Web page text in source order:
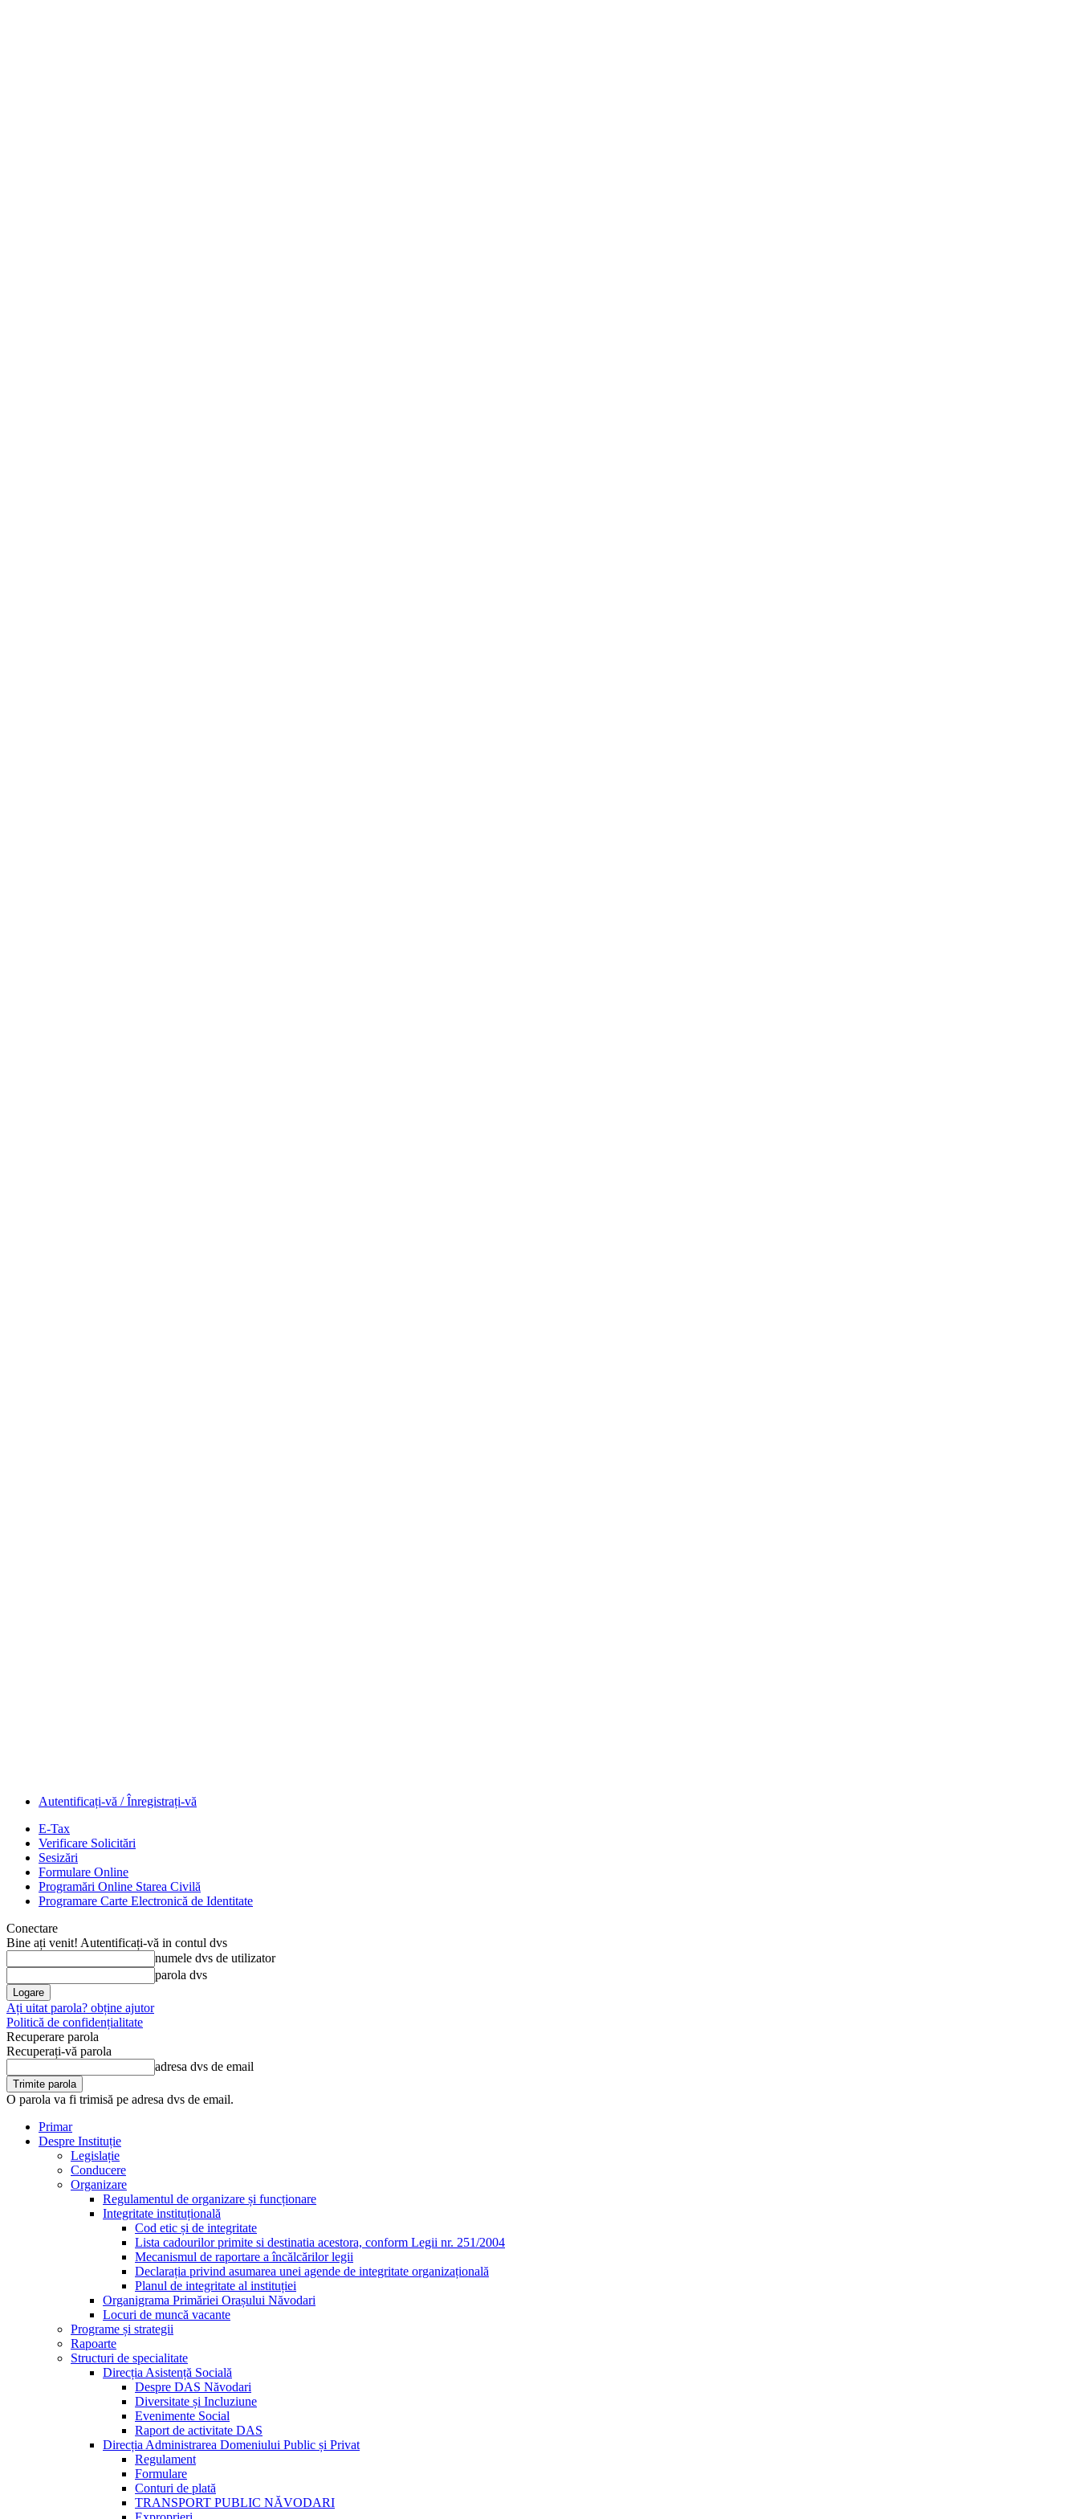
Autentificați-vă / Înregistrați-vă
E-Tax
Verificare Solicitări
Sesizări
Formulare Online
Programări Online Starea Civilă
Programare Carte Electronică de Identitate
Conectare
Bine ați venit! Autentificați-vă in contul dvs
numele dvs de utilizator
parola dvs
Ați uitat parola? obține ajutor
Politică de confidențialitate
Recuperare parola
Recuperați-vă parola
adresa dvs de email
O parola va fi trimisă pe adresa dvs de email.
Primar
Despre Instituție
Legislație
Conducere
Organizare
Regulamentul de organizare și funcționare
Integritate instituțională
Cod etic și de integritate
Lista cadourilor primite si destinatia acestora, conform Legii nr. 251/2004
Mecanismul de raportare a încălcărilor legii
Declarația privind asumarea unei agende de integritate organizațională
Planul de integritate al instituției
Organigrama Primăriei Orașului Năvodari
Locuri de muncă vacante
Programe și strategii
Rapoarte
Structuri de specialitate
Direcția Asistență Socială
Despre DAS Năvodari
Diversitate și Incluziune
Evenimente Social
Raport de activitate DAS
Direcția Administrarea Domeniului Public și Privat
Regulament
Formulare
Conturi de plată
TRANSPORT PUBLIC NĂVODARI